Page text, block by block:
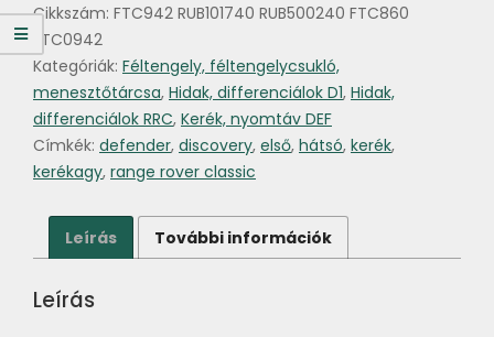
300tdi-
től
mennyiség
Cikkszám: FTC942 RUB101740 RUB500240 FTC860
FTC0942
Kategóriák: Féltengely, féltengelycsukló,
menesztőtárcsa, Hidak, differenciálok D1, Hidak,
differenciálok RRC, Kerék, nyomtáv DEF
Címkék: defender, discovery, első, hátsó, kerék,
kerékagy, range rover classic
Leírás További információk
Leírás